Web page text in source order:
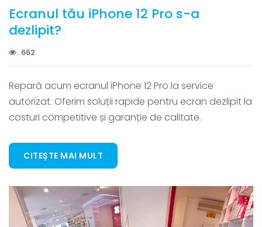
Ecranul tău iPhone 12 Pro s-a
dezlipit?
662
Repară acum ecranul iPhone 12 Pro la service
autorizat. Oferim soluții rapide pentru ecran dezlipit la
costuri competitive și garanție de calitate.
CITEȘTE MAI MULT